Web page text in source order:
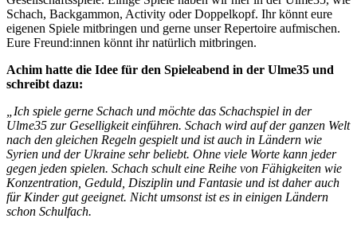
Schach, Backgammon, Activity oder Doppelkopf. Ihr könnt eure
eigenen Spiele mitbringen und gerne unser Repertoire aufmischen.
Eure Freund:innen könnt ihr natürlich mitbringen.
Achim hatte die Idee für den Spieleabend in der Ulme35 und
schreibt dazu:
„Ich spiele gerne Schach und möchte das Schachspiel in der
Ulme35 zur Geselligkeit einführen. Schach wird auf der ganzen Welt
nach den gleichen Regeln gespielt und ist auch in Ländern wie
Syrien und der Ukraine sehr beliebt. Ohne viele Worte kann jeder
gegen jeden spielen. Schach schult eine Reihe von Fähigkeiten wie
Konzentration, Geduld, Disziplin und Fantasie und ist daher auch
für Kinder gut geeignet. Nicht umsonst ist es in einigen Ländern
schon Schulfach.